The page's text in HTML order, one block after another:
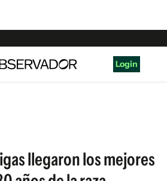
Login
llegaron los mejores